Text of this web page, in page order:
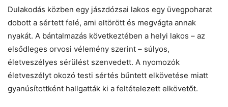
Dulakodás közben egy jászdózsai lakos egy üvegpoharat
dobott a sértett felé, ami eltörött és megvágta annak
nyakát. A bántalmazás következtében a helyi lakos – az
elsődleges orvosi vélemény szerint – súlyos,
életveszélyes sérülést szenvedett. A nyomozók
életveszélyt okozó testi sértés bűntett elkövetése miatt
gyanúsítottként hallgatták ki a feltételezett elkövetőt.